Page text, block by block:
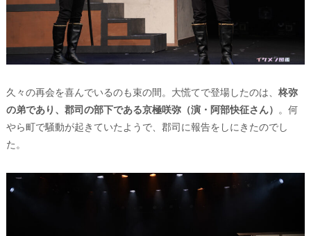
久々の再会を喜んでいるのも束の間。大慌てで登場したのは、 柊弥
の弟であり、郡司の部下である京極咲弥（演・阿部快征さん）
。何
やら町で騒動が起きていたようで、郡司に報告をしにきたのでし
た。